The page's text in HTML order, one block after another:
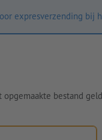
expresverzending bij
bestand